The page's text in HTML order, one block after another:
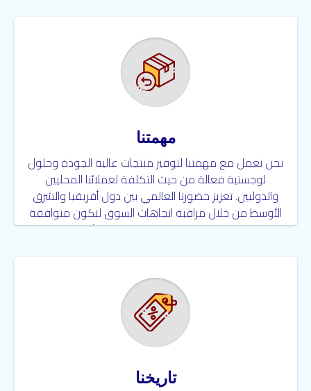
مهمتنا
نحن نعمل مع مهمتنا لتوفير منتجات عالية الجودة وحلول
لوجستية فعالة من حيث التكلفة لعملائنا المحليين
والدوليين. تعزيز حضورنا العالمي بين دول أفريقيا والشرق
الأوسط من خلال مراقبة اتجاهات السوق لتكون متوافقة
مع احتياجات العملاء وديناميكيات الأعمال.
تاريخنا